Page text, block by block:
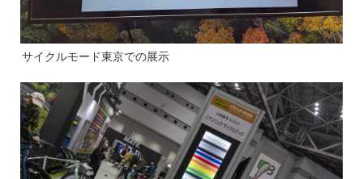
サイクルモード東京での展示